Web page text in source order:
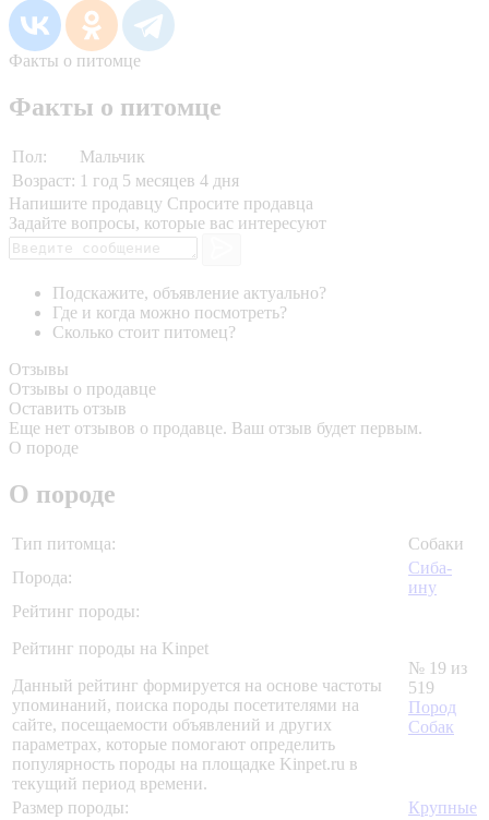
Факты о питомце
Факты о питомце
Пол:
Мальчик
Возраст: 1 год 5 месяцев 4 дня
Напишите продавцу Спросите продавца
Задайте вопросы, которые вас интересуют
Подскажите, объявление актуально?
Где и когда можно посмотреть?
Сколько стоит питомец?
Отзывы
Отзывы о продавце
Оставить отзыв
Еще нет отзывов о продавце. Ваш отзыв будет первым.
О породе
О породе
Тип питомца:
Собаки
Порода:
Сиба-
ину
Рейтинг породы:
Рейтинг породы на Kinpet
Данный рейтинг формируется на основе частоты
упоминаний, поиска породы посетителями на
сайте, посещаемости объявлений и других
параметрах, которые помогают определить
популярность породы на площадке Kinpet.ru в
текущий период времени.
№ 19 из
519
Пород
Собак
Размер породы:
Крупные